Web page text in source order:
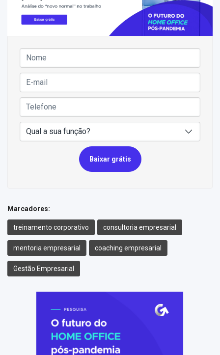
Baixar grátis
Marcadores:
treinamento corporativo consultoria empresarial
mentoria empresarial coaching empresarial
Gestão Empresarial